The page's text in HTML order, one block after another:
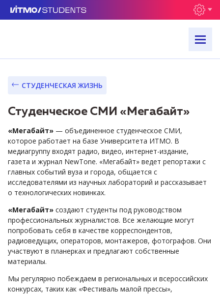
СТУДЕНЧЕСКАЯ ЖИЗНЬ
Студенческое СМИ «Мегабайт»
«Мегабайт» — объединенное студенческое СМИ,
которое работает на базе Университета ИТМО. В
медиагруппу входят радио, видео, интернет-издание,
газета и журнал NewTone. «Мегабайт» ведет репортажи с
главных событий вуза и города, общается с
исследователями из научных лабораторий и рассказывает
о технологических новинках.
«Мегабайт» создают студенты под руководством
профессиональных журналистов. Все желающие могут
попробовать себя в качестве корреспондентов,
радиоведущих, операторов, монтажеров, фотографов. Они
участвуют в планерках и предлагают собственные
материалы.
Мы регулярно побеждаем в региональных и всероссийских
конкурсах, таких как «Фестиваль малой прессы»,